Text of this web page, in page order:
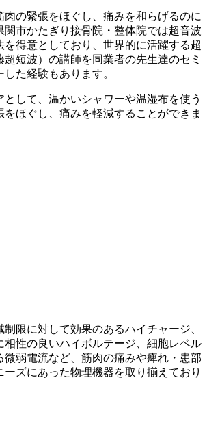
肉の緊張をほぐし、痛みを和らげるのに
関市かたぎり接骨院・整体院では超音波
を得意としており、世界的に活躍する超
短波）の講師を同業者の先生達のセミ
た経験もあります。
として、温かいシャワーや温湿布を使う
をほぐし、痛みを軽減することができま
限に対して効果のあるハイチャージ、
相性の良いハイボルテージ、細胞レベル
微弱電流など、筋肉の痛みや痺れ・患部
ズにあった物理機器を取り揃えており